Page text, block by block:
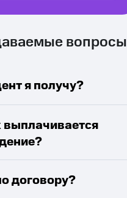
вопросы
я получу?
выплачивается
договору?